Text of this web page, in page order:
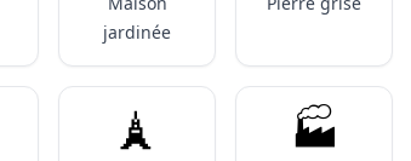
jardinée
🗼 🏭️